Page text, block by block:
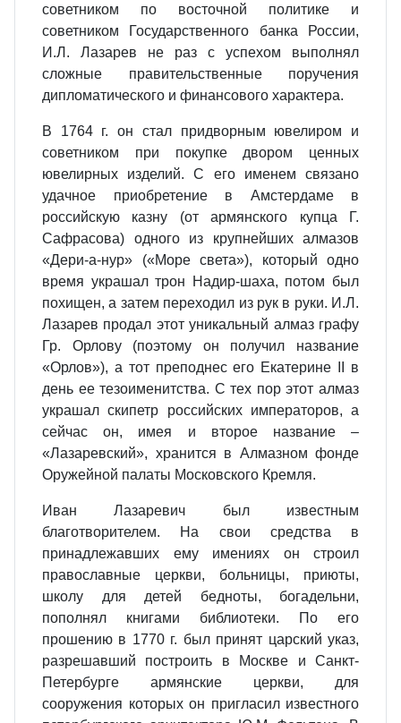
советником по восточной политике и
советником Государственного банка России,
И.Л. Лазарев не раз с успехом выполнял
сложные правительственные поручения
дипломатического и финансового характера.
В 1764 г. он стал придворным ювелиром и
советником при покупке двором ценных
ювелирных изделий. С его именем связано
удачное приобретение в Амстердаме в
российскую казну (от армянского купца Г.
Сафрасова) одного из крупнейших алмазов
«Дери-а-нур» («Море света»), который одно
время украшал трон Надир-шаха, потом был
похищен, а затем переходил из рук в руки. И.Л.
Лазарев продал этот уникальный алмаз графу
Гр. Орлову (поэтому он получил название
«Орлов»), а тот преподнес его Екатерине II в
день ее тезоименитства. С тех пор этот алмаз
украшал скипетр российских императоров, а
сейчас он, имея и второе название –
«Лазаревский», хранится в Алмазном фонде
Оружейной палаты Московского Кремля.
Иван Лазаревич был известным
благотворителем. На свои средства в
принадлежавших ему имениях он строил
православные церкви, больницы, приюты,
школу для детей бедноты, богадельни,
пополнял книгами библиотеки. По его
прошению в 1770 г. был принят царский указ,
разрешавший построить в Москве и Санкт-
Петербурге армянские церкви, для
сооружения которых он пригласил известного